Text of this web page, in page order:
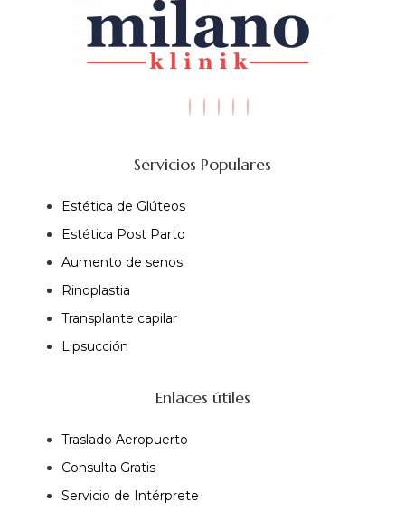
Servicios Populares
Estética de Glúteos
Estética Post Parto
Aumento de senos
Rinoplastia
Transplante capilar
Lipsucción
Enlaces útiles
Traslado Aeropuerto
Consulta Gratis
Servicio de Intérprete